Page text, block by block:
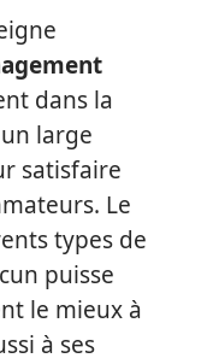
dans la
large
satisfaire
Le
types de
puisse
le mieux à
à ses